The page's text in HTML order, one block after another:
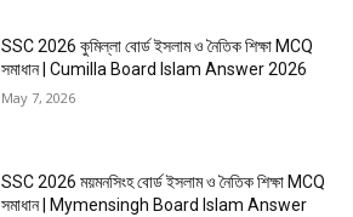
SSC 2026 কুমিল্লা বোর্ড ইসলাম ও নৈতিক শিক্ষা MCQ
সমাধান | Cumilla Board Islam Answer 2026
May 7, 2026
SSC 2026 ময়মনসিংহ বোর্ড ইসলাম ও নৈতিক শিক্ষা MCQ
সমাধান | Mymensingh Board Islam Answer